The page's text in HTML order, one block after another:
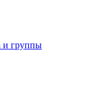
и группы